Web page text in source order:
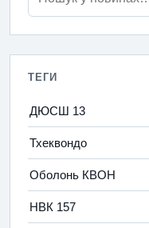
ТЕГИ
ДЮСШ 13
Тхеквондо
Оболонь КВОН
НВК 157